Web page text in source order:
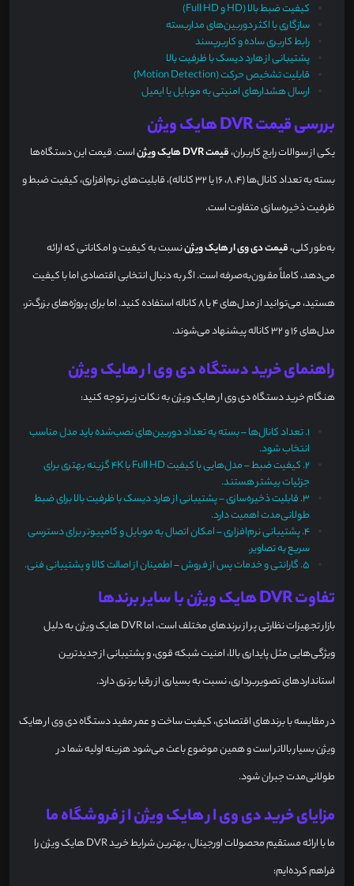
کیفیت ضبط بالا (HD و Full HD)
سازگاری با اکثر دوربین‌های مداربسته
رابط کاربری ساده و کاربرپسند
پشتیبانی از هارد دیسک با ظرفیت بالا
قابلیت تشخیص حرکت (Motion Detection)
ارسال هشدارهای امنیتی به موبایل یا ایمیل
بررسی قیمت DVR هایک ویژن
یکی از سوالات رایج کاربران،قیمت DVR هایک ویژن
است. قیمت این دستگاه‌ها
بسته به تعداد کانال‌ها (۴، ۸، ۱۶ یا ۳۲ کاناله)، قابلیت‌های نرم‌افزاری، کیفیت ضبط و
ظرفیت ذخیره‌سازی متفاوت است.
به‌طور کلی،قیمت دی وی ار هایک ویژننسبت به کیفیت و امکاناتی که ارائه
می‌دهد، کاملاً مقرون‌به‌صرفه است. اگر به دنبال انتخابی اقتصادی اما با کیفیت
هستید، می‌توانید از مدل‌های ۴ یا ۸ کاناله استفاده کنید. اما برای پروژه‌های بزرگ‌تر،
مدل‌های ۱۶ و ۳۲ کاناله پیشنهاد می‌شوند.
راهنمای خرید دستگاه دی وی ار هایک ویژن
هنگام خرید دستگاه دی وی ار هایک ویژن به نکات زیر توجه کنید:
1. تعداد کانال‌ها – بسته به تعداد دوربین‌های نصب‌شده باید مدل مناسب
انتخاب شود.
2.
کیفیت ضبط – مدل‌هایی با کیفیت Full HD یا 4K گزینه بهتری برای
جزئیات بیشتر هستند.
3. قابلیت ذخیره‌سازی – پشتیبانی از هارد دیسک با ظرفیت بالا برای ضبط
طولانی‌مدت اهمیت دارد.
4. پشتیبانی نرم‌افزاری – امکان اتصال به موبایل و کامپیوتر برای دسترسی
سریع به تصاویر.
5. گارانتی و خدمات پس از فروش – اطمینان از اصالت کالا و پشتیبانی فنی.
تفاوت DVR هایک ویژن با سایر برندها
بازار تجهیزات نظارتی پر از برندهای مختلف است، اما DVR هایک ویژن به دلیل
ویژگی‌هایی مثل پایداری بالا، امنیت شبکه قوی، و پشتیبانی از جدیدترین
استانداردهای تصویربرداری، نسبت به بسیاری از رقبا برتری دارد.
در مقایسه با برندهای اقتصادی، کیفیت ساخت و عمر مفید دستگاه دی وی ار هایک
ویژن بسیار بالاتر است و همین موضوع باعث می‌شود هزینه اولیه شما در
طولانی‌مدت جبران شود.
مزایای خرید دی وی ار هایک ویژن از فروشگاه ما
ما با ارائه مستقیم محصولات اورجینال، بهترین شرایط خرید DVR هایک ویژن را
فراهم کرده‌ایم: